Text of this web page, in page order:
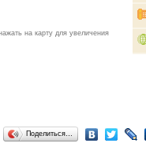
на карту для увеличения
Поделиться…